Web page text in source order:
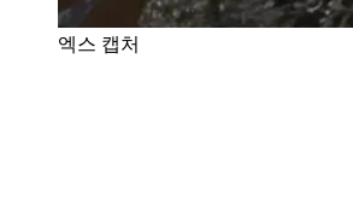
엑스 캡처